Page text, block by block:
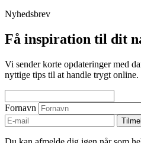
Nyhedsbrev
Få inspiration til dit
Vi sender korte opdateringer med
nyttige tips til at handle trygt online.
Fornavn